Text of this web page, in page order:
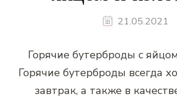
21.05.2021
Горячие бутерброды с
Горячие бутерброды всегда
завтрак, а также в